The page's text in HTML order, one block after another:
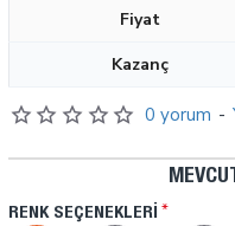
0 yorum -
RENK SEÇENEKLERI
Fiyat
Kazanç